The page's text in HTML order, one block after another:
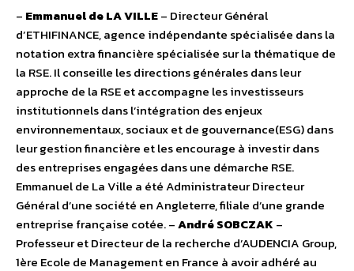
– Emmanuel de LA VILLE– Directeur Général
d’ETHIFINANCE, agence indépendante spécialisée dans la
notation extra financière spécialisée sur la thématique de
la RSE. Il conseille les directions générales dans leur
approche de la RSE et accompagne les investisseurs
institutionnels dans l’intégration des enjeux
environnementaux, sociaux et de gouvernance(ESG) dans
leur gestion financière et les encourage à investir dans
des entreprises engagées dans une démarche RSE.
Emmanuel de La Ville a été Administrateur Directeur
Général d’une société en Angleterre, filiale d’une grande
entreprise française cotée. –André SOBCZAK –
Professeur et Directeur de la recherche d’AUDENCIA Group,
1ère Ecole de Management en France à avoir adhéré au